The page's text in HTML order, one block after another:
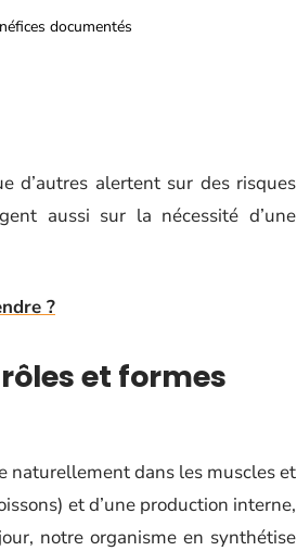
documentés
d’autres alertent sur des risques
aussi sur la nécessité d’une
?
et formes
naturellement dans les muscles et
et d’une production interne,
notre organisme en synthétise